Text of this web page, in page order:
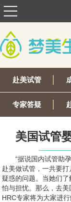
赴美试管
专家答疑
美国试管
“据说国内试管助
赴美做试管，一共要
疑惑的问题。当她们
怕与担忧。那么，去
HRC专家将为大家进行